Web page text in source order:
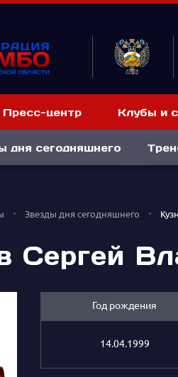
Пресс-центр Клубы и
дня сегодняшнего
Звезды дня сегодняшнего
Сергей
Год рождения
14.04.1999